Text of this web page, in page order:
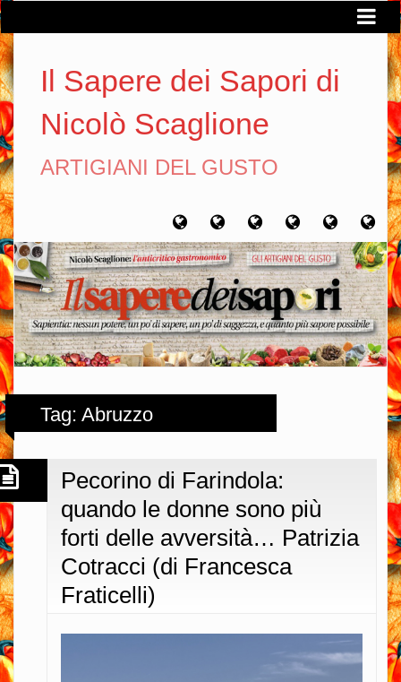
Il Sapere dei Sapori di
Nicolò Scaglione
ARTIGIANI DEL GUSTO
Home Chi
sono
Artigiani
del
gusto
Viaggi
del
gusto
Filosofia
del
gusto
Tag: Abruzzo
Pecorino di Farindola:
quando le donne sono più
forti delle avversità… Patrizia
Cotracci (di Francesca
Fraticelli)